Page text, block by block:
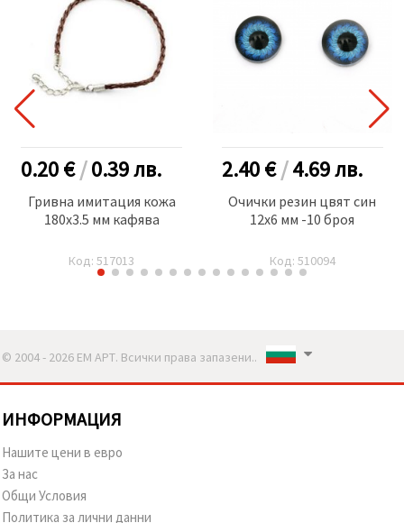
0.20 €/0.39лв.
Гривна имитация кожа
180x3.5 мм кафява
Код: 517013
2.40 €/4.69лв.
Очички резин цвят син
12x6 мм -10 броя
Код: 510094
© 2004 - 2026 ЕМ АРТ. Всички права запазени..
ИНФОРМАЦИЯ
Нашите цени в евро
За нас
Общи Условия
Политика за лични данни